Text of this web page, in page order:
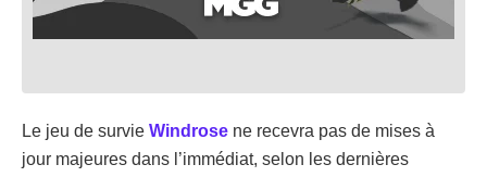
Le jeu de survie Windrose ne recevra pas de mises à
jour majeures dans l’immédiat, selon les dernières